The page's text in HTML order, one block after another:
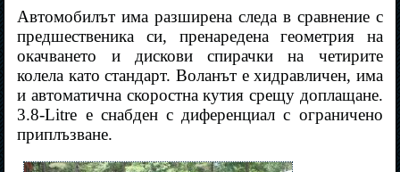
Автомобилът има разширена следа в сравнение с
предшественика си, пренаредена геометрия на
окачването и дискови спирачки на четирите
колела като стандарт. Воланът е хидравличен, има
и автоматична скоростна кутия срещу доплащане.
3.8-Litre е снабден с диференциал с ограничено
приплъзване.